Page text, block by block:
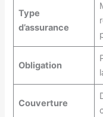
Type
d’assurance
Obligation
Couverture